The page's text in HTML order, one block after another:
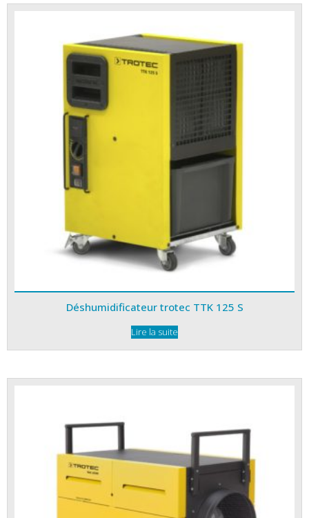
Déshumidificateur trotec TTK 125 S
Lire la suite